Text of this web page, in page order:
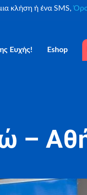
κλήση ή ένα SMS,
Ευχής! Eshop
–